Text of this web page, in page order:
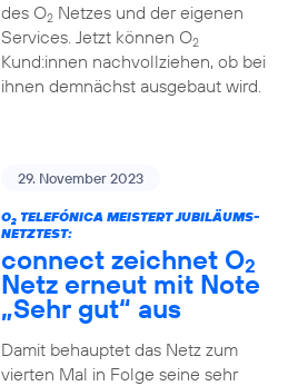
des O2Netzes und der eigenen
Services. Jetzt können O2
Kund:innen nachvollziehen, ob bei
ihnen demnächst ausgebaut wird.
29. November 2023
O2TELEFÓNICA MEISTERT JUBILÄUMS-
NETZTEST:
connect zeichnet O2
Netz erneut mit Note
„Sehr gut“ aus
Damit behauptet das Netz zum
vierten Mal in Folge seine sehr